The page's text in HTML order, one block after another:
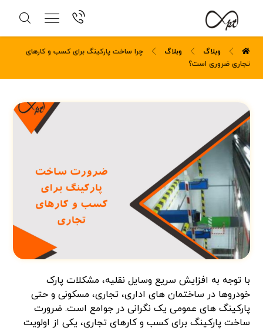
وبلاگ وبلاگ
چرا ساخت پارکینگ برای کسب و کارهای
تجاری ضروری است؟
با توجه به افزایش سریع وسایل نقلیه، مشکلات پارک
خودروها در ساختمان های اداری، تجاری، مسکونی و حتی
پارکینگ های عمومی یک نگرانی در جوامع است. ضرورت
ساخت پارکینگ برای کسب و کارهای تجاری، یکی از اولویت